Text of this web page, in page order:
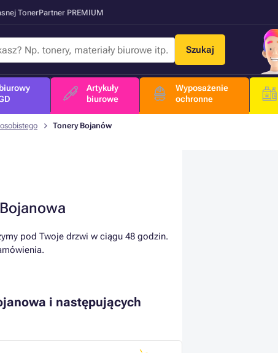
TonerPartner PREMIUM
Szukaj
Artykuły
biurowe
Wyposażenie
ochronne
Tonery Bojanów
pod Twoje drzwi w ciągu 48 godzin.
i następujących